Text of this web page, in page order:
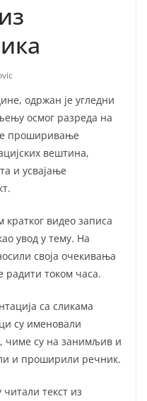
одржан је угледни
осмог разреда на
проширивање
вештина,
и усвајање
видео записа
увод у тему. На
своја очекивања
радити током часа.
са сликама
су именовали
чиме су на занимљив и
и проширили речник.
текст из